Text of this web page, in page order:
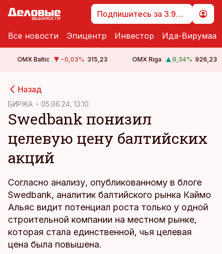
Подпишитесь за 3.99 €
Все новости Эпицентр Инвестор Ида-Вирумаа
OMX Baltic −0,03% 315,23 OMX Riga 0,34% 926,23
Назад
БИРЖА 05.06.24, 13:10
Swedbank понизил
целевую цену балтийских
акций
Согласно анализу, опубликованному в блоге
Swedbank, аналитик балтийского рынка Каймо
Альяс видит потенциал роста только у одной
строительной компании на местном рынке,
которая стала единственной, чья целевая
цена была повышена.